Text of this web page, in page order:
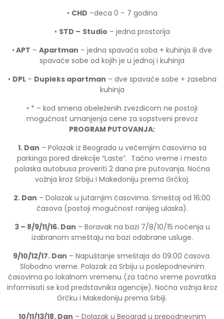
• CHD –deca 0 – 7 godina
• STD – Studio – jedna prostorija
• APT – Apartman – jedna spavaća soba + kuhinja ili dve
spavaće sobe od kojih je u jednoj i kuhinja
• DPL – Dupleks apartman – dve spavaće sobe + zasebna
kuhinja
• * – kod smena obeleženih zvezdicom ne postoji
mogućnost umanjenja cene za sopstveni prevoz
PROGRAM PUTOVANJA:
1. Dan – Polazak iz Beograda u večernjim časovima sa
parkinga pored direkcije “Laste”. Tačno vreme i mesto
polaska autobusa proveriti 2 dana pre putovanja. Noćna
vožnja kroz Srbiju i Makedoniju prema Grčkoj.
2. Dan – Dolazak u jutarnjim časovima. Smeštaj od 16:00
časova (postoji mogućnost ranijeg ulaska).
3 – 8/9/11/16. Dan – Boravak na bazi 7/8/10/15 noćenja u
izabranom smeštaju na bazi odabrane usluge.
9/10/12/17. Dan – Napuštanje smeštaja do 09:00 časova.
Slobodno vreme. Polazak za Srbiju u poslepodnevnim
časovima po lokalnom vremenu (za tačno vreme povratka
informisati se kod predstavnika agencije). Noćna vožnja kroz
Grčku i Makedoniju prema Srbiji.
10/11/13/18. Dan – Dolazak u Beograd u prepodnevnim